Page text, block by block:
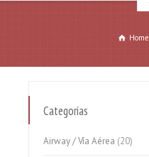
Home
Categorías
Airway / Vía Aérea (20)